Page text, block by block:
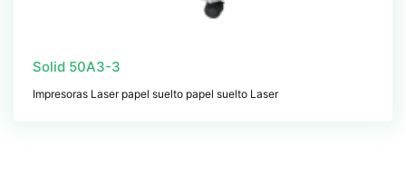
Solid 50A3-3
Impresoras Laser papel suelto papel suelto Laser